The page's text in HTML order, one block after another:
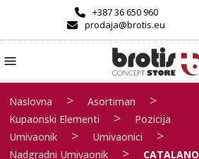
+387 36 650 960
prodaja@brotis.eu
Naslovna > Asortiman >
Kupaonski Elementi >
Pozicija
Umivaonik
> Umivaonici >
Nadgradni Umivaonik >
CATALANO